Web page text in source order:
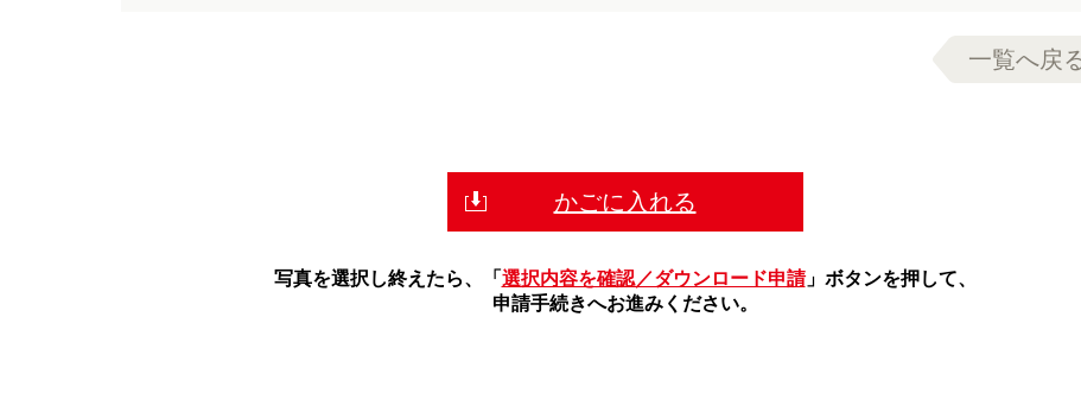
一覧へ戻
かごに入れる
写真を選択し終えたら、「 選択内容を確認／ダウンロード申請」ボタンを押して、
申請手続きへお進みください。